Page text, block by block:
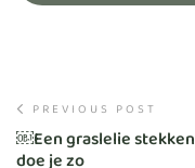
PREVIOUS POST
￼Een graslelie stekken